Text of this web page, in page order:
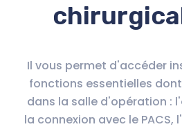
Il vous permet d'accéder
fonctions essentielles
dans la salle d'opération :
la connexion avec le